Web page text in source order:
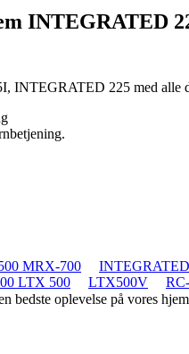
INTEGRATED
INTEGRATED 225 med alle
MRX-700
LTX 500 LTX500V
bedste oplevelse på vores